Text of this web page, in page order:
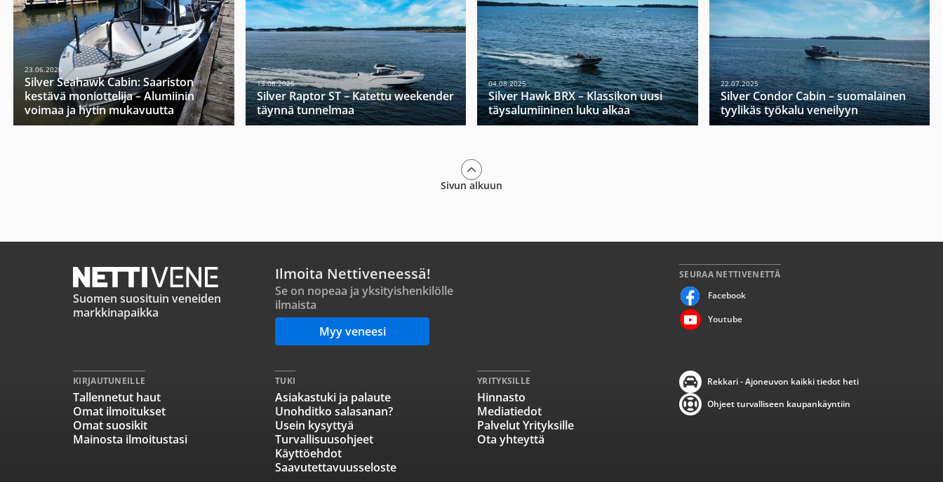
23.06.2026
Silver Seahawk Cabin: Saariston
kestävä moniottelija – Alumiinin
voimaa ja hytin mukavuutta
13.08.2025
Silver Raptor ST – Katettu weekender
täynnä tunnelmaa
04.08.2025
Silver Hawk BRX – Klassikon uusi
täysalumiininen luku alkaa
22.07.2025
Silver Condor Cabin – suomalainen
tyylikäs työkalu veneilyyn
Sivun alkuun
Suomen suosituin veneiden
markkinapaikka
Ilmoita Nettiveneessä!
Se on nopeaa ja yksityishenkilölle
ilmaista
Myy veneesi
SEURAA NETTIVENETTÄ
Facebook
Youtube
KIRJAUTUNEILLE
Tallennetut haut
Omat ilmoitukset
Omat suosikit
Mainosta ilmoitustasi
TUKI
Asiakastuki ja palaute
Unohditko salasanan?
Usein kysyttyä
Turvallisuusohjeet
Käyttöehdot
Saavutettavuusseloste
YRITYKSILLE
Hinnasto
Mediatiedot
Palvelut Yrityksille
Ota yhteyttä
Rekkari - Ajoneuvon kaikki tiedot heti
Ohjeet turvalliseen kaupankäyntiin